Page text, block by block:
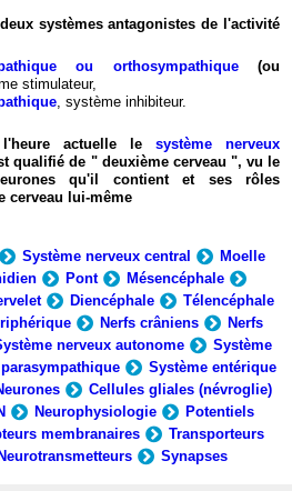
systèmes antagonistes de l'activité
ou orthosympathique(ou
stimulateur,
, système inhibiteur.
actuelle le système nerveux
qualifié de " deuxième cerveau ", vu le
qu'il contient et ses rôles
cerveau lui-même
Système nerveux central
Moelle
Pont
Mésencéphale
Diencéphale
Télencéphale
Nerfs crâniens
Nerfs
nerveux autonome
Système
Système entérique
Cellules gliales (névroglie)
Neurophysiologie
Potentiels
membranaires
Transporteurs
Neurotransmetteurs Synapses